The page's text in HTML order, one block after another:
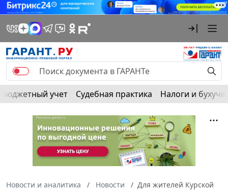
Бюджетный учет Судебная практика Налоги и
Новости и аналитика Новости
Для жителей Курской